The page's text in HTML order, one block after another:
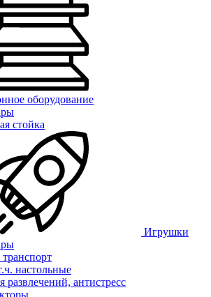
оборудование
стойка
Игрушки
настольные
развлечений, антистресс